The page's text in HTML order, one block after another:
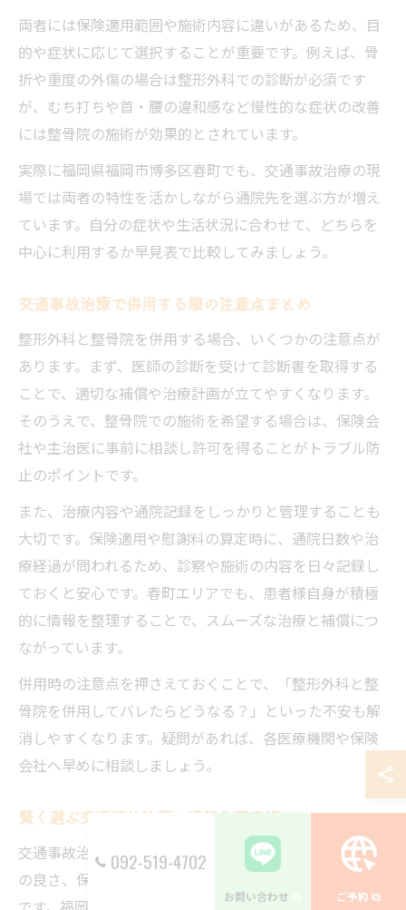
両者には保険適用範囲や施術内容に違いがあるため、目
的や症状に応じて選択することが重要です。例えば、骨
折や重度の外傷の場合は整形外科での診断が必須です
が、むち打ちや首・腰の違和感など慢性的な症状の改善
には整骨院の施術が効果的とされています。
実際に福岡県福岡市博多区春町でも、交通事故治療の現
場では両者の特性を活かしながら通院先を選ぶ方が増え
ています。自分の症状や生活状況に合わせて、どちらを
中心に利用するか早見表で比較してみましょう。
交通事故治療で併用する際の注意点まとめ
整形外科と整骨院を併用する場合、いくつかの注意点が
あります。まず、医師の診断を受けて診断書を取得する
ことで、適切な補償や治療計画が立てやすくなります。
そのうえで、整骨院での施術を希望する場合は、保険会
社や主治医に事前に相談し許可を得ることがトラブル防
止のポイントです。
また、治療内容や通院記録をしっかりと管理することも
大切です。保険適用や慰謝料の算定時に、通院日数や治
療経過が問われるため、診察や施術の内容を日々記録し
ておくと安心です。春町エリアでも、患者様自身が積極
的に情報を整理することで、スムーズな治療と補償につ
ながっています。
併用時の注意点を押さえておくことで、「整形外科と整
骨院を併用してバレたらどうなる？」といった不安も解
消しやすくなります。疑問があれば、各医療機関や保険
会社へ早めに相談しましょう。
賢く選ぶ交通事故治療の通院先選定術
交通事故治療の通院先を選ぶ際は、治療実績やアクセス
の良さ、保険対応力などを総合的に比較することが大切
092-519-4702
お問い合わせ ご予約